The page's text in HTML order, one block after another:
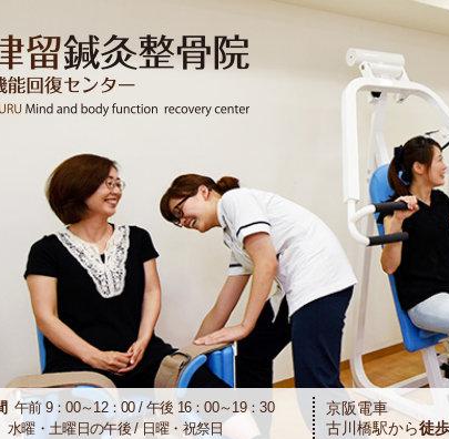
午前 9：00～12：00 / 午後 16：00～19：30
水曜・土曜日の午後 / 日曜・祝祭日
京阪電車
古川橋駅から徒